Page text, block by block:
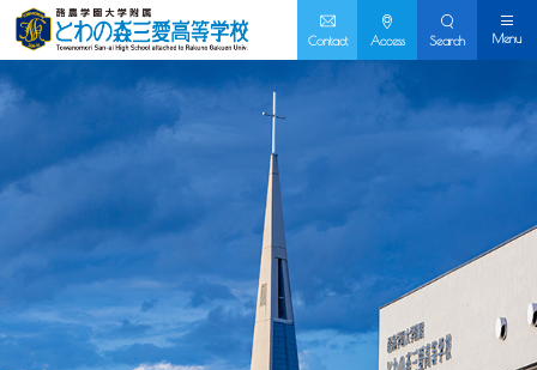
Contact Access Search Menu